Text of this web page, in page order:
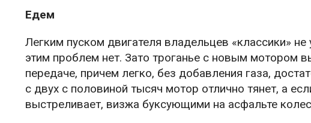
Едем
Легким пуском двигателя владельцев «классики»
этим проблем нет. Зато троганье с новым мотором
передаче, причем легко, без добавления газа,
с двух с половиной тысяч мотор отлично тянет, а
выстреливает, визжа буксующими на асфальте